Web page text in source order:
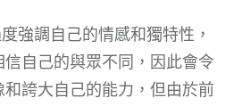
強調自己的情感和獨特性，
自己的與眾不同，因此會令
誇大自己的能力，但由於前